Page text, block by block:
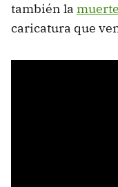
también la
caricatura que